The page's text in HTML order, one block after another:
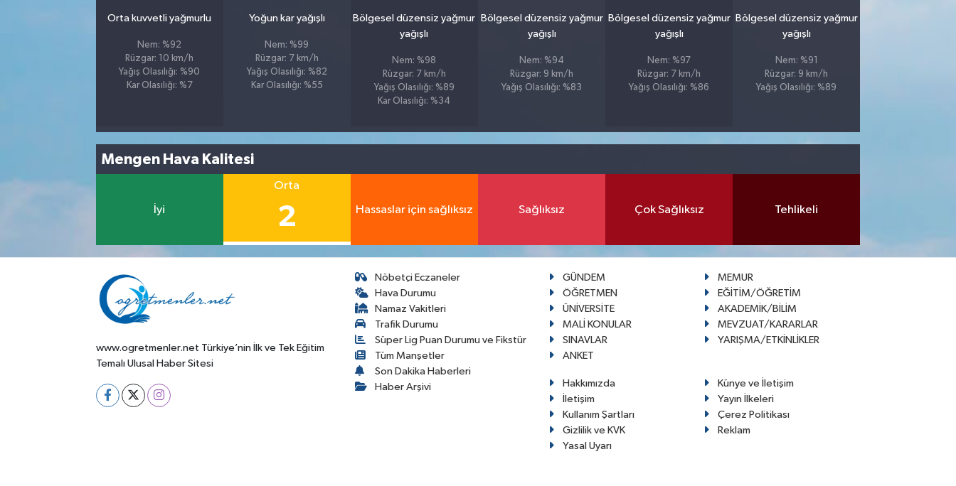
Orta kuvvetli yağmurlu
Nem: %92
Rüzgar: 10 km/h
Yağış Olasılığı: %90
Kar Olasılığı: %7
Yoğun kar yağışlı
Nem: %99
Rüzgar: 7 km/h
Yağış Olasılığı: %82
Kar Olasılığı: %55
Bölgesel düzensiz yağmur
yağışlı
Nem: %98
Rüzgar: 7 km/h
Yağış Olasılığı: %89
Kar Olasılığı: %34
Bölgesel düzensiz yağmur
yağışlı
Nem: %94
Rüzgar: 9 km/h
Yağış Olasılığı: %83
Bölgesel düzensiz yağmur
yağışlı
Nem: %97
Rüzgar: 7 km/h
Yağış Olasılığı: %86
Bölgesel düzensiz yağmur
yağışlı
Nem: %91
Rüzgar: 9 km/h
Yağış Olasılığı: %89
Mengen Hava Kalitesi
İyi
Orta
2 Hassaslar için sağlıksız Sağlıksız Çok Sağlıksız Tehlikeli
www.ogretmenler.net Türkiye’nin İlk ve Tek Eğitim
Temalı Ulusal Haber Sitesi
Nöbetçi Eczaneler
Hava Durumu
Namaz Vakitleri
Trafik Durumu
Süper Lig Puan Durumu ve Fikstür
Tüm Manşetler
Son Dakika Haberleri
Haber Arşivi
GÜNDEM
MEMUR
ÖĞRETMEN
EĞİTİM/ÖĞRETİM
ÜNİVERSİTE
AKADEMİK/BİLİM
MALİ KONULAR
MEVZUAT/KARARLAR
SINAVLAR
YARIŞMA/ETKİNLİKLER
ANKET
Hakkımızda
Künye ve İletişim
İletişim
Yayın İlkeleri
Kullanım Şartları
Çerez Politikası
Gizlilik ve KVK
Reklam
Yasal Uyarı